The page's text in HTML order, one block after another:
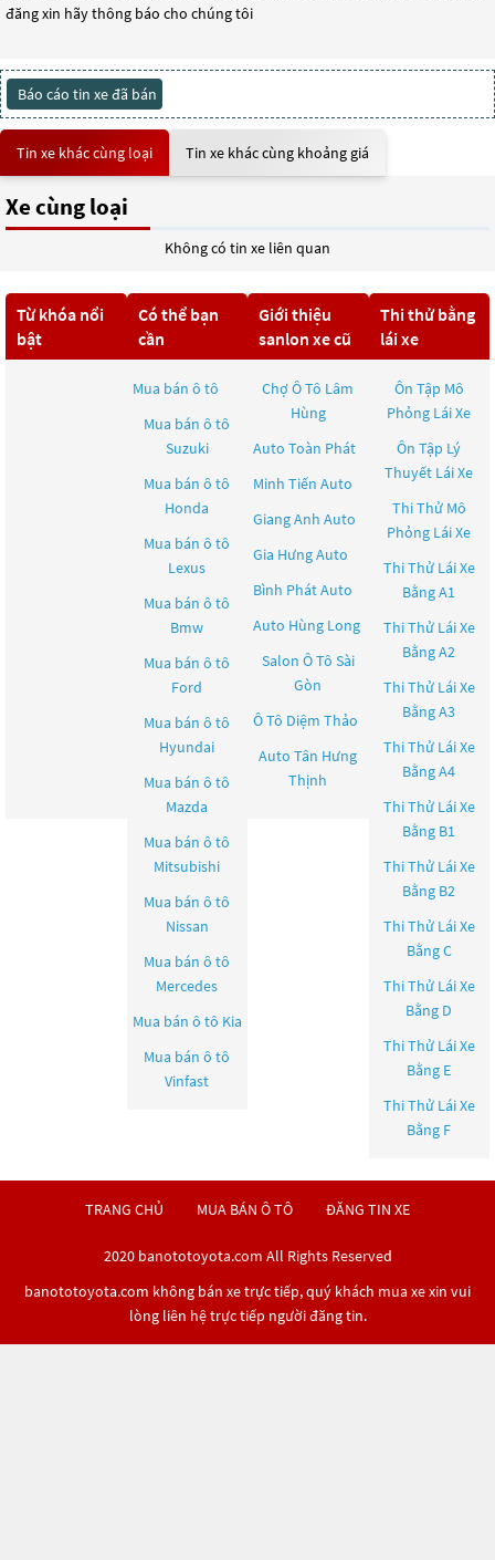
đăng xin hãy thông báo cho chúng tôi
Báo cáo tin xe đã bán
Tin xe khác cùng loại Tin xe khác cùng khoảng giá
Xe cùng loại
Không có tin xe liên quan
Từ khóa nổi
bật
Có thể bạn
cần
Mua bán ô tô
Mua bán ô tô
Suzuki
Mua bán ô tô
Honda
Mua bán ô tô
Lexus
Mua bán ô tô
Bmw
Mua bán ô tô
Ford
Mua bán ô tô
Hyundai
Mua bán ô tô
Mazda
Mua bán ô tô
Mitsubishi
Mua bán ô tô
Nissan
Mua bán ô tô
Mercedes
Mua bán ô tô Kia
Mua bán ô tô
Vinfast
Giới thiệu
sanlon xe cũ
Chợ Ô Tô Lâm
Hùng
Auto Toàn Phát
Minh Tiến Auto
Giang Anh Auto
Gia Hưng Auto
Bình Phát Auto
Auto Hùng Long
Salon Ô Tô Sài
Gòn
Ô Tô Diệm Thảo
Auto Tân Hưng
Thịnh
Thi thử bằng
lái xe
Ôn Tập Mô
Phỏng Lái Xe
Ôn Tập Lý
Thuyết Lái Xe
Thi Thử Mô
Phỏng Lái Xe
Thi Thử Lái Xe
Bằng A1
Thi Thử Lái Xe
Bằng A2
Thi Thử Lái Xe
Bằng A3
Thi Thử Lái Xe
Bằng A4
Thi Thử Lái Xe
Bằng B1
Thi Thử Lái Xe
Bằng B2
Thi Thử Lái Xe
Bằng C
Thi Thử Lái Xe
Bằng D
Thi Thử Lái Xe
Bằng E
Thi Thử Lái Xe
Bằng F
TRANG CHỦ MUA BÁN Ô TÔ ĐĂNG TIN XE
2020 banototoyota.com All Rights Reserved
banototoyota.com không bán xe trực tiếp, quý khách mua xe xin vui
lòng liên hệ trực tiếp người đăng tin.